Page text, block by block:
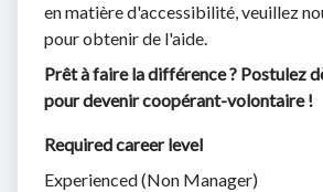
en matière d'accessibilité, veuillez
pour obtenir de l'aide.
Prêt à faire la différence ? Postulez
pour devenir coopérant-volontaire !
Required career level
Experienced (Non Manager)